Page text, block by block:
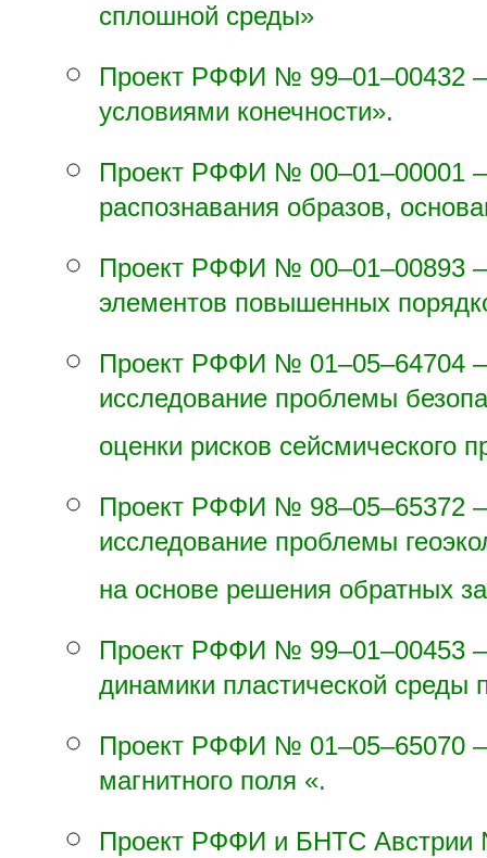
сплошной среды»
Проект РФФИ № 99–01–00432
условиями конечности».
Проект РФФИ № 00–01–00001
распознавания образов,
Проект РФФИ № 00–01–00893
элементов повышенных
Проект РФФИ № 01–05–64704
исследование проблемы
оценки рисков сейсмического
Проект РФФИ № 98–05–65372
исследование проблемы
на основе решения обратных
Проект РФФИ № 99–01–00453
динамики пластической
Проект РФФИ № 01–05–65070
магнитного поля «.
Проект РФФИ и БНТС